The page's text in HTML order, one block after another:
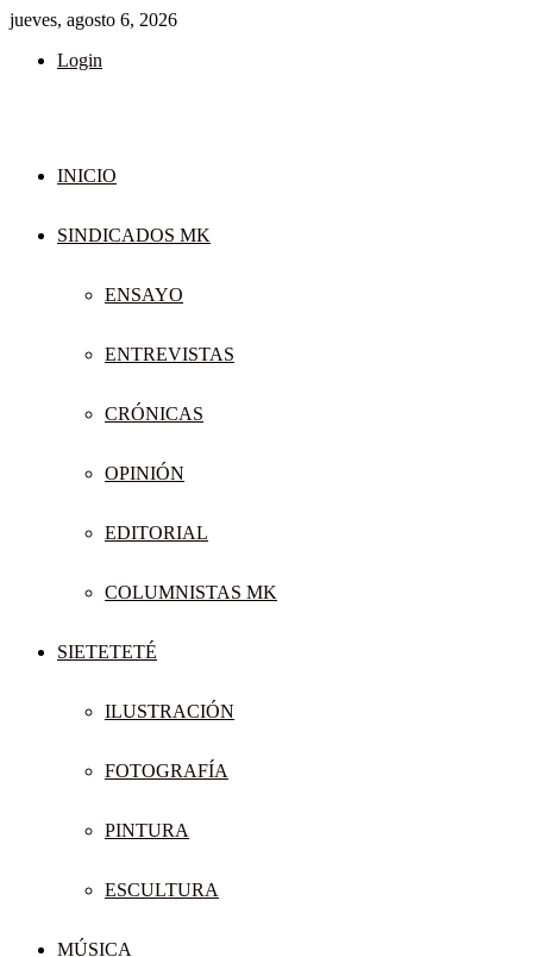
jueves, agosto 6, 2026
Login
INICIO
SINDICADOS MK
ENSAYO
ENTREVISTAS
CRÓNICAS
OPINIÓN
EDITORIAL
COLUMNISTAS MK
SIETETETÉ
ILUSTRACIÓN
FOTOGRAFÍA
PINTURA
ESCULTURA
MÚSICA